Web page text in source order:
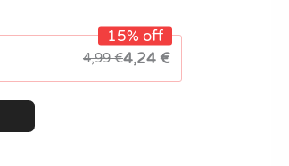
15% off
4,99€4,24€